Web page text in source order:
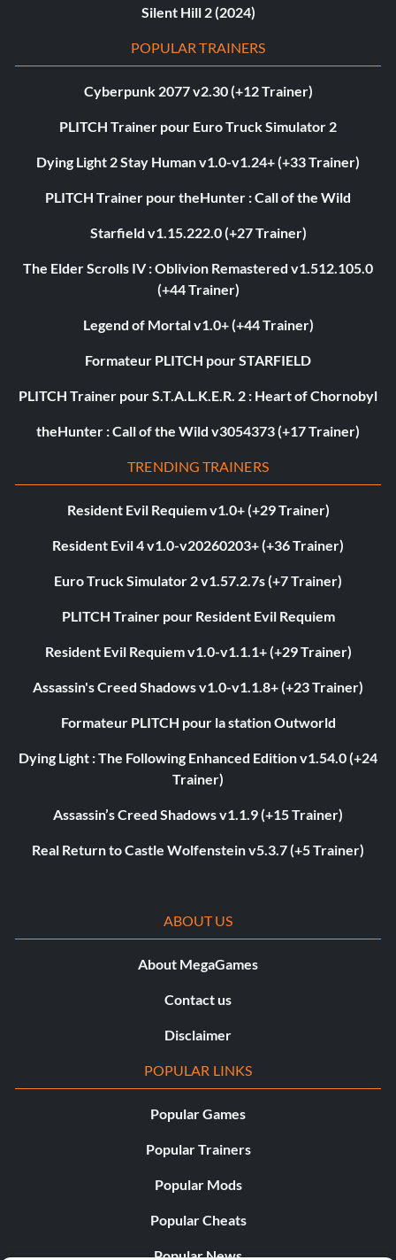
Silent Hill 2 (2024)
POPULAR TRAINERS
Cyberpunk 2077 v2.30 (+12 Trainer)
PLITCH Trainer pour Euro Truck Simulator 2
Dying Light 2 Stay Human v1.0-v1.24+ (+33 Trainer)
PLITCH Trainer pour theHunter : Call of the Wild
Starfield v1.15.222.0 (+27 Trainer)
The Elder Scrolls IV : Oblivion Remastered v1.512.105.0
(+44 Trainer)
Legend of Mortal v1.0+ (+44 Trainer)
Formateur PLITCH pour STARFIELD
PLITCH Trainer pour S.T.A.L.K.E.R. 2 : Heart of Chornobyl
theHunter : Call of the Wild v3054373 (+17 Trainer)
TRENDING TRAINERS
Resident Evil Requiem v1.0+ (+29 Trainer)
Resident Evil 4 v1.0-v20260203+ (+36 Trainer)
Euro Truck Simulator 2 v1.57.2.7s (+7 Trainer)
PLITCH Trainer pour Resident Evil Requiem
Resident Evil Requiem v1.0-v1.1.1+ (+29 Trainer)
Assassin's Creed Shadows v1.0-v1.1.8+ (+23 Trainer)
Formateur PLITCH pour la station Outworld
Dying Light : The Following Enhanced Edition v1.54.0 (+24
Trainer)
Assassin’s Creed Shadows v1.1.9 (+15 Trainer)
Real Return to Castle Wolfenstein v5.3.7 (+5 Trainer)
ABOUT US
About MegaGames
Contact us
Disclaimer
POPULAR LINKS
Popular Games
Popular Trainers
Popular Mods
Popular Cheats
Popular News